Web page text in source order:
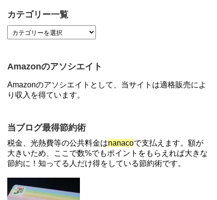
【7/21まで】エアウォレット(COIN+)で最大98,300
【2倍増量】PayPayカード、まるごとフラットリボ
登録と3回利用で10000ptがもらえるキャンペーン！
3/31まで
【解決】マリオットボンヴォイにログインできな
い、パスワード変更不可の原因はコレでした。
住信SBIネット銀行のデビットカードPoint＋で最大
2%還元！V NEOバンクデビットとどっちが良い？
カテゴリー一覧
Amazonのアソシエイト
Amazonのアソシエイトとして、当サイトは適格販売によ
り収入を得ています。
当ブログ最得節約術
税金、光熱費等の公共料金はnanacoで支払えます。額が
大きいため、ここで数%でもポイントをもらえれば大きな
節約に！知ってる人だけ得をしている節約術です。